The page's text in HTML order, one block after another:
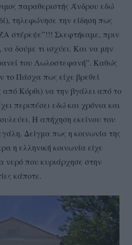
παραθεριστής Άνδρου εδώ
τηλεφώνησε την είδηση πως
στέρεψε”!!! Σκεφτήκαμε, πριν
δούμε τι ισχύει. Και να μην
του Λωλοστεφανή”. Καθώς
το Πάσχα πως είχε βρεθεί
Κόρθι) να την βγάλει από το
περιπέσει εδώ και χρόνια και
Η απήχηση εκείνου του
Δείγμα πως η κοινωνία της
η ελληνική κοινωνία είχε
νερό που κυριάρχησε στην
κάποτε.